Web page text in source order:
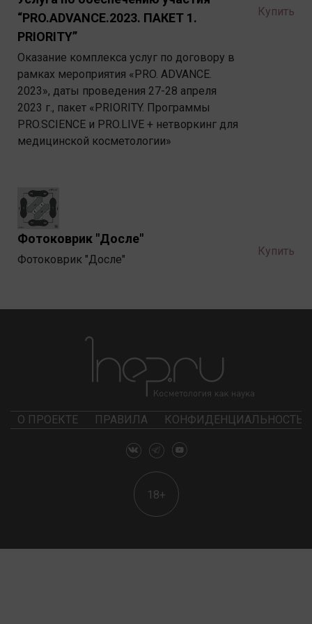
“PRO.ADVANCE.2023. ПАКЕТ 1.
PRIORITY”
Оказание комплекса услуг по договору в
рамках мероприятия «PRO. ADVANCE.
2023», даты проведения 27-28 апреля
2023 г., пакет «PRIORITY. Программы
PRO.SСIENCE и PRO.LIVE + нетворкинг для
медицинской косметологии»
Купить
Фотоковрик "Досле"
Фотоковрик "Досле"
Купить
О ПРОЕКТЕ ПРАВИЛА КОНФИДЕНЦИАЛЬНОСТЬ
18+